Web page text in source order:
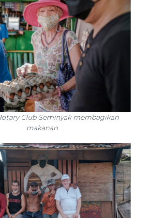
Club Seminyak membagikan
makanan